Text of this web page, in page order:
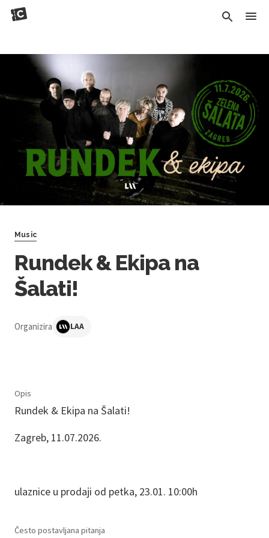
Music
Rundek & Ekipa na
Šalati!
Organizira LAA
Opis
Rundek & Ekipa na Šalati!
Zagreb, 11.07.2026.
ulaznice u prodaji od petka, 23.01. 10:00h
Često postavljana pitanja